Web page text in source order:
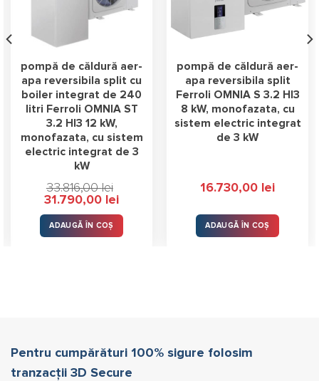
pompă de căldură aer-
apa reversibila split cu
boiler integrat de 240
litri Ferroli OMNIA ST
3.2 HI3 12 kW,
monofazata, cu sistem
electric integrat de 3
kW
33.816,00lei
Prețul
a
fost:
33.816,00 lei.
31.790,00 leiPrețul
este:
ADAUGĂ ÎN COȘ
pompă de căldură aer-
apa reversibila split
Ferroli OMNIA S 3.2 HI3
8 kW, monofazata, cu
sistem electric integrat
de 3 kW
16.730,00 lei
ADAUGĂ ÎN COȘ
Pentru cumpărături 100% sigure folosim
tranzacții 3D Secure